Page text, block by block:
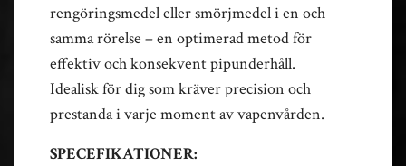
rengöringsmedel eller smörjmedel i en och
samma rörelse – en optimerad metod för
effektiv och konsekvent pipunderhåll.
Idealisk för dig som kräver precision och
prestanda i varje moment av vapenvården.
SPECEFIKATIONER: